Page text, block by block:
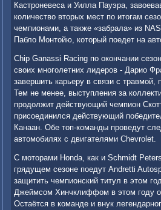
Кастроневеса и Уилла Пауэра,
количество вторых мест по итогам
чемпионами, а также «забрала» из
Пабло Монтойю, который поедет на
Chip Ganassi Racing по окончании
своих многолетних лидеров - Дарио
завершить карьеру в связи с травмой,
Тем не менее, выступления за
продолжит действующий чемпион
присоединился действующий
Канаан. Обе топ-команды проведут
автомобилях с двигателями Chevrolet.
С моторами Honda, как и Schmidt
грядущем сезоне поедут Andretti
защитить чемпионский титул в этом
Джеймсом Хинчклиффом в этом году
Остаётся в команде и внук